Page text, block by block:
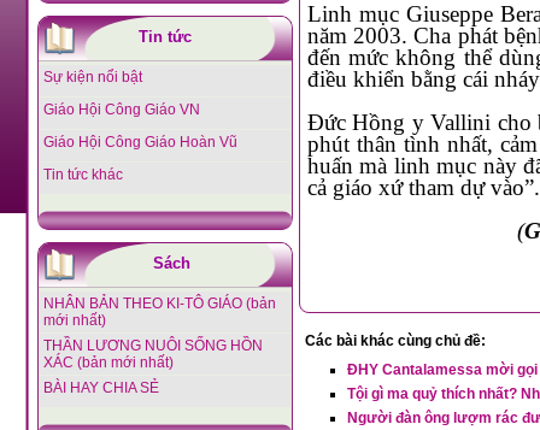
Tin tức
Sự kiện nổi bật
Giáo Hội Công Giáo VN
Giáo Hội Công Giáo Hoàn Vũ
Tin tức khác
Sách
NHÂN BẢN THEO KI-TÔ GIÁO (bản
mới nhất)
THẦN LƯƠNG NUÔI SỐNG HỒN
XÁC (bản mới nhất)
BÀI HAY CHIA SẺ
Linh mục Giuseppe Berardino về giáo xứ Setteville cách đây 14 năm khi cha chịu chức
năm 2003. Cha phát bệnh cách
đến mức không thể dùng máy vi tính để
điều khiển bằng cái
Đức Hồng y Vallini cho biết, chuyến thăm của Đức Giáo hoàng với người bệnh là “giây
phút thân tình nhất, cảm động
huấn mà linh mục này đã hoàn tựu
cả giáo xứ tham dự vào”.
(
Các bài khác cùng chủ đề:
ĐHY Cantalamessa mời gọi
Tội gì ma quỷ thích nhất?
Người đàn ông lượm rác